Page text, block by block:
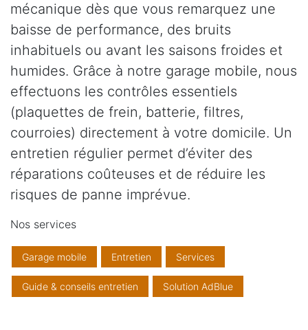
mécanique dès que vous remarquez une
baisse de performance, des bruits
inhabituels ou avant les saisons froides et
humides. Grâce à notre garage mobile, nous
effectuons les contrôles essentiels
(plaquettes de frein, batterie, filtres,
courroies) directement à votre domicile. Un
entretien régulier permet d’éviter des
réparations coûteuses et de réduire les
risques de panne imprévue.
Nos services
Garage mobile Entretien Services
Guide & conseils entretien Solution AdBlue